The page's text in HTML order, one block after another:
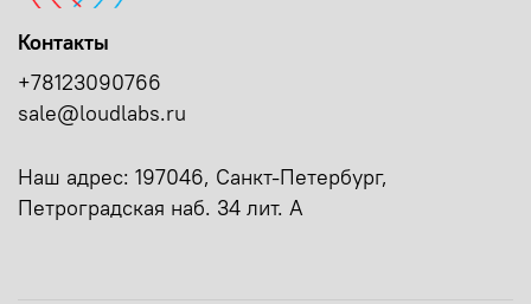
Контакты
+78123090766
sale@loudlabs.ru
Наш адрес: 197046, Санкт-Петербург,
Петроградская наб. 34 лит. А